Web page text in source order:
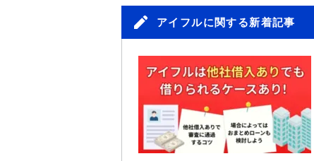
アイフルに関する新着記事